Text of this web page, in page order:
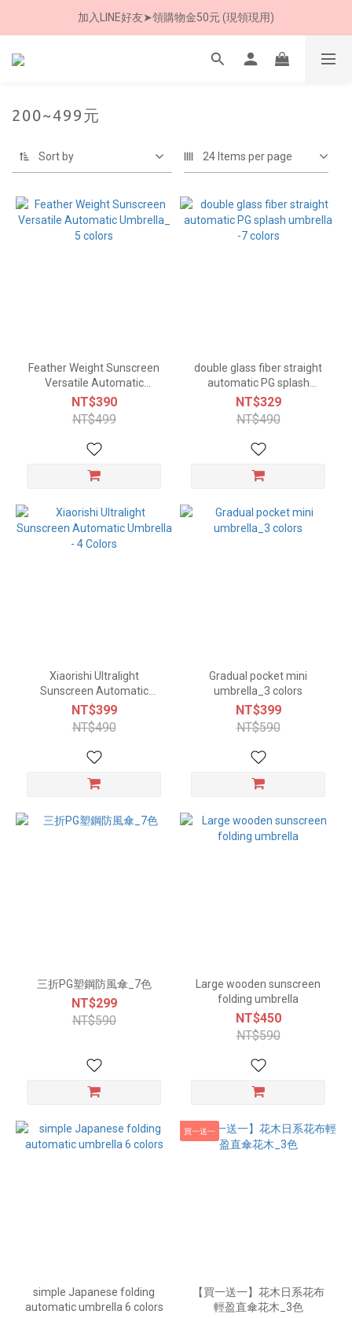
8/8 父親節限定 超商取貨免運費
加入LINE好友➤領購物金50元 (現領現用)
7/30-8/24 全館買就送 雨傘收納袋(乙個)
200~499元
Sort by 24 Items per page
Feather Weight Sunscreen
Versatile Automatic
Umbrella_ 5 colors
NT$390
NT$499
double glass fiber straight
automatic PG splash
umbrella -7 colors
NT$329
NT$490
Xiaorishi Ultralight
Sunscreen Automatic
Umbrella - 4 Colors
NT$399
NT$490
Gradual pocket mini
umbrella_3 colors
NT$399
NT$590
三折PG塑鋼防風傘_7色
NT$299
NT$590
Large wooden sunscreen
folding umbrella
NT$450
NT$590
simple Japanese folding
automatic umbrella 6 colors
買一送一
【買一送一】花木日系花布
輕盈直傘花木_3色